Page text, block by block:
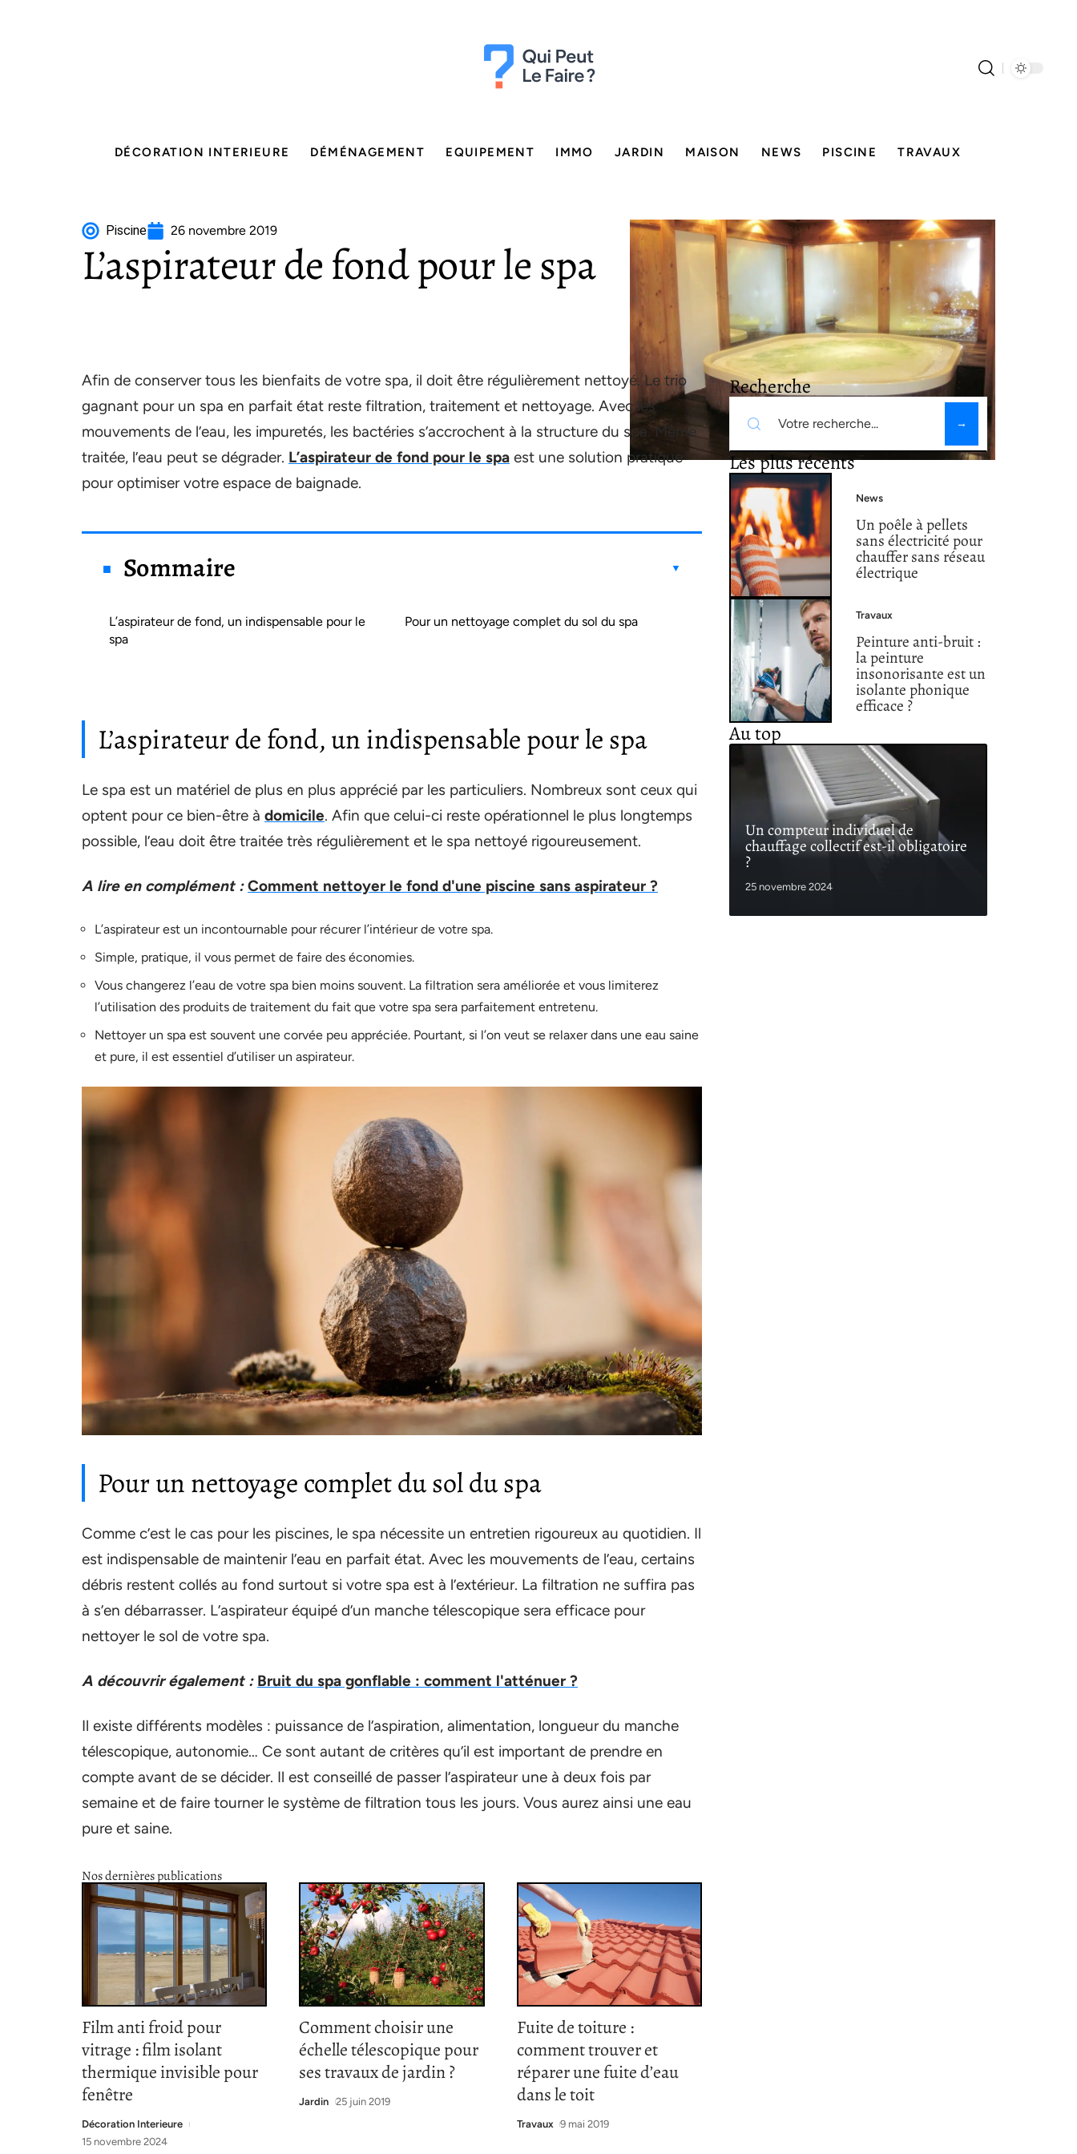
DÉCORATION INTERIEURE DÉMÉNAGEMENT EQUIPEMENT IMMO JARDIN MAISON NEWS PISCINE TRAVAUX
Piscine 26 novembre 2019
L’aspirateur de fond pour le spa
Afin de conserver tous les bienfaits de votre spa, il doit être régulièrement nettoyé. Le trio
gagnant pour un spa en parfait état reste filtration, traitement et nettoyage. Avec les
mouvements de l’eau, les impuretés, les bactéries s’accrochent à la structure du spa. Même
traitée, l’eau peut se dégrader. L’aspirateur de fond pour le spa est une solution pratique
pour optimiser votre espace de baignade.
Sommaire
L’aspirateur de fond, un indispensable pour le
spa
Pour un nettoyage complet du sol du spa
L’aspirateur de fond, un indispensable pour le spa
Le spa est un matériel de plus en plus apprécié par les particuliers. Nombreux sont ceux qui
optent pour ce bien-être à domicile. Afin que celui-ci reste opérationnel le plus longtemps
possible, l’eau doit être traitée très régulièrement et le spa nettoyé rigoureusement.
A lire en complément : Comment nettoyer le fond d'une piscine sans aspirateur ?
L’aspirateur est un incontournable pour récurer l’intérieur de votre spa.
Simple, pratique, il vous permet de faire des économies.
Vous changerez l’eau de votre spa bien moins souvent. La filtration sera améliorée et vous limiterez
l’utilisation des produits de traitement du fait que votre spa sera parfaitement entretenu.
Nettoyer un spa est souvent une corvée peu appréciée. Pourtant, si l’on veut se relaxer dans une eau saine
et pure, il est essentiel d’utiliser un aspirateur.
Pour un nettoyage complet du sol du spa
Comme c’est le cas pour les piscines, le spa nécessite un entretien rigoureux au quotidien. Il
est indispensable de maintenir l’eau en parfait état. Avec les mouvements de l’eau, certains
débris restent collés au fond surtout si votre spa est à l’extérieur. La filtration ne suffira pas
à s’en débarrasser. L’aspirateur équipé d’un manche télescopique sera efficace pour
nettoyer le sol de votre spa.
A découvrir également : Bruit du spa gonflable : comment l'atténuer ?
Il existe différents modèles : puissance de l’aspiration, alimentation, longueur du manche
télescopique, autonomie… Ce sont autant de critères qu’il est important de prendre en
compte avant de se décider. Il est conseillé de passer l’aspirateur une à deux fois par
semaine et de faire tourner le système de filtration tous les jours. Vous aurez ainsi une eau
pure et saine.
Nos dernières publications
Film anti froid pour
vitrage : film isolant
thermique invisible pour
fenêtre
Décoration Interieure
15 novembre 2024
Comment choisir une
échelle télescopique pour
ses travaux de jardin ?
Jardin 25 juin 2019
Fuite de toiture :
comment trouver et
réparer une fuite d’eau
dans le toit
Travaux 9 mai 2019
Recherche
Les plus récents
News
Un poêle à pellets
sans électricité pour
chauffer sans réseau
électrique
Travaux
Peinture anti-bruit :
la peinture
insonorisante est un
isolante phonique
efficace ?
Au top
Un compteur individuel de
chauffage collectif est-il obligatoire
?
25 novembre 2024